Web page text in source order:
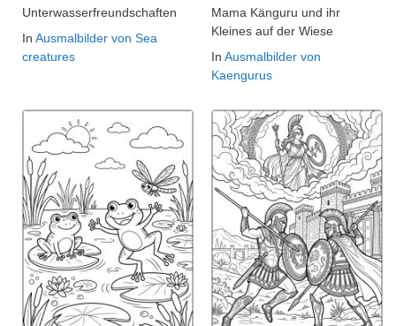
Unterwasserfreundschaften
In Ausmalbilder von Sea
creatures
Mama Känguru und ihr
Kleines auf der Wiese
In Ausmalbilder von
Kaengurus